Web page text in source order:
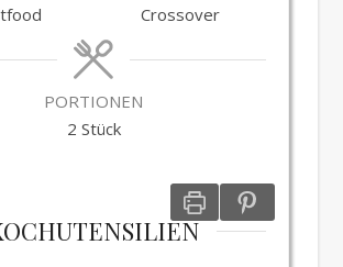
Crossover
PORTIONEN
2 Stück